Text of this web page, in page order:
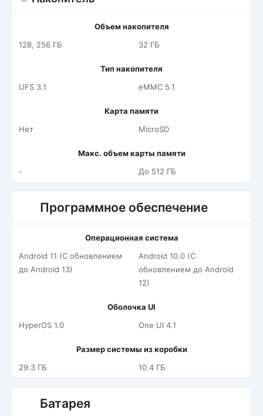
Объем накопителя
128, 256 ГБ
32 ГБ
Тип накопителя
UFS 3.1
eMMC 5.1
Карта памяти
Нет
MicroSD
Макс. объем карты памяти
-
До 512 ГБ
Программное обеспечение
Операционная система
Android 11 (С обновлением
до Android 13)
Android 10.0 (С
обновлением до Android
12)
Оболочка UI
HyperOS 1.0
One UI 4.1
Размер системы из коробки
29.3 ГБ
10.4 ГБ
Батарея